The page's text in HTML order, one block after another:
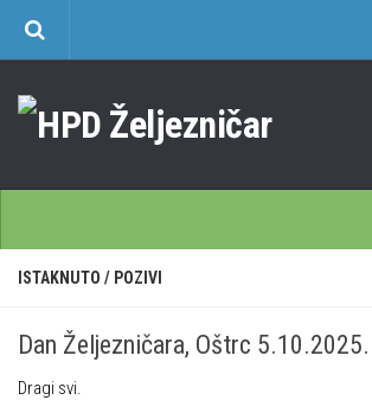
Učlanjenje
Kontakt
Plan izleta Sekcije društvenih izleta HPD
Početna
Opća planinarska škola 9. 3. – 17. 5. 2026.
Često postavljana pitanja
ISTAKNUTO / POZIVI
Dan Željezničara, Oštrc
Dragi svi.